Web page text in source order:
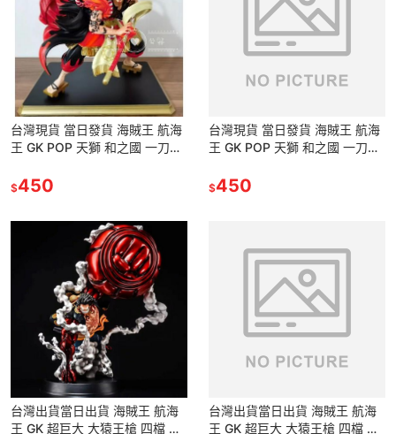
台灣現貨 當日發貨 海賊王 航海
王 GK POP 天獅 和之國 一刀流
仔 景品 雕像
$450
台灣現貨 當日發貨 海賊王 航海
王 GK POP 天獅 和之國 一刀流
仔 景品 雕像
$450
台灣出貨當日出貨 海賊王 航海
王 GK 超巨大 大猿王槍 四檔 彈
台灣出貨當日出貨 海賊王 航海
王 GK 超巨大 大猿王槍 四檔 彈